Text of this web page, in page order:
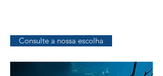
Consulte a nossa escolha